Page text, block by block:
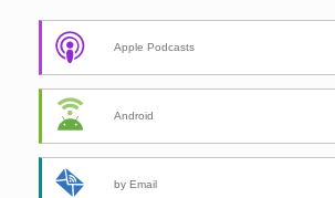
Apple Podcasts
Android
by Email